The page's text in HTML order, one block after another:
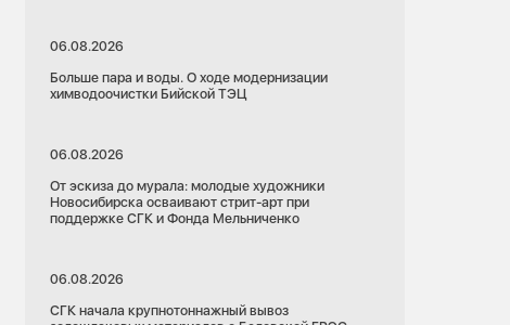
06.08.2026
Больше пара и воды. О ходе модернизации
химводоочистки Бийской ТЭЦ
06.08.2026
От эскиза до мурала: молодые художники
Новосибирска осваивают стрит-арт при
поддержке СГК и Фонда Мельниченко
06.08.2026
СГК начала крупнотоннажный вывоз